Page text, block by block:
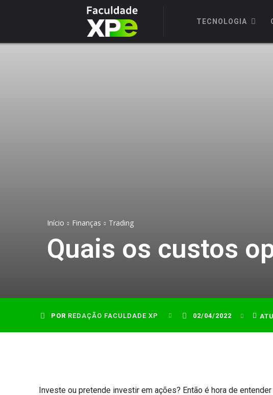
TECNOLOGIA
Início Finanças Trading
Quais os custos
POR REDAÇÃO FACULDADE XP 02/04/2022
Investe ou pretende investir em ações? Então é hora de